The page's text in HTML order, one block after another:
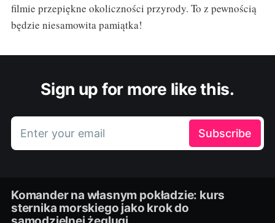
filmie przepiękne okoliczności przyrody. To z pewnością
będzie niesamowita pamiątka!
Sign up for more like this.
Enter your email Subscribe
Komander na własnym pokładzie: kurs
sternika morskiego jako krok do